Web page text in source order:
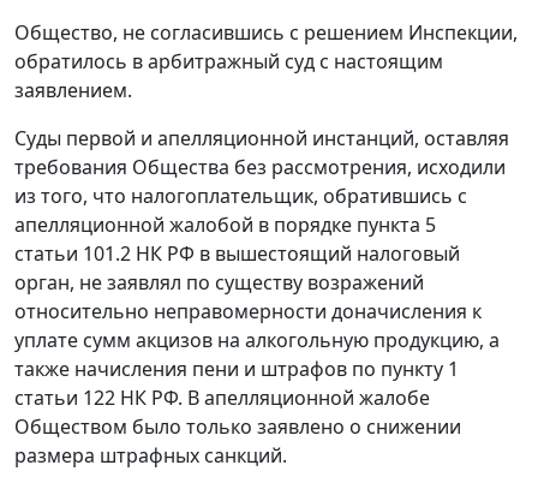
Общество, не согласившись с решением Инспекции,
обратилось в арбитражный суд с настоящим
заявлением.
Суды первой и апелляционной инстанций, оставляя
требования Общества без рассмотрения, исходили
из того, что налогоплательщик, обратившись с
апелляционной жалобой в порядке пункта 5
статьи 101.2 НК РФ в вышестоящий налоговый
орган, не заявлял по существу возражений
относительно неправомерности доначисления к
уплате сумм акцизов на алкогольную продукцию, а
также начисления пени и штрафов по пункту 1
статьи 122 НК РФ. В апелляционной жалобе
Обществом было только заявлено о снижении
размера штрафных санкций.